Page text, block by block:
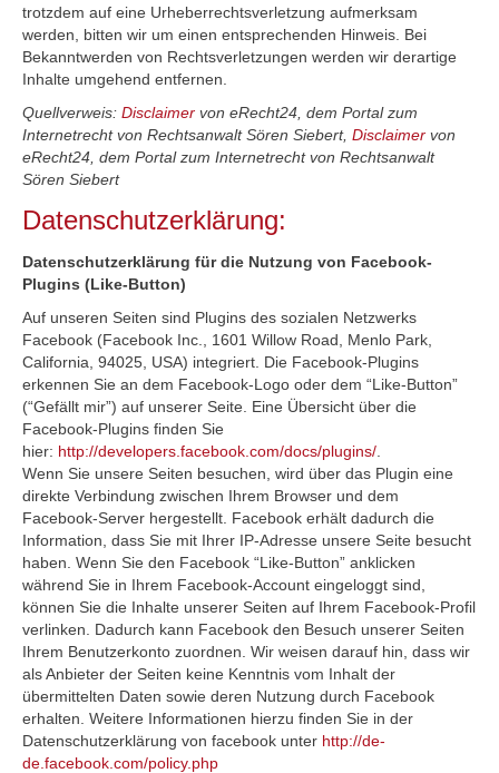
trotzdem auf eine Urheberrechtsverletzung aufmerksam
werden, bitten wir um einen entsprechenden Hinweis. Bei
Bekanntwerden von Rechtsverletzungen werden wir derartige
Inhalte umgehend entfernen.
Quellverweis: Disclaimer von eRecht24, dem Portal zum
Internetrecht von Rechtsanwalt Sören Siebert, Disclaimer von
eRecht24, dem Portal zum Internetrecht von Rechtsanwalt
Sören Siebert
Datenschutzerklärung:
Datenschutzerklärung für die Nutzung von Facebook-
Plugins (Like-Button)
Auf unseren Seiten sind Plugins des sozialen Netzwerks
Facebook (Facebook Inc., 1601 Willow Road, Menlo Park,
California, 94025, USA) integriert. Die Facebook-Plugins
erkennen Sie an dem Facebook-Logo oder dem “Like-Button”
(“Gefällt mir”) auf unserer Seite. Eine Übersicht über die
Facebook-Plugins finden Sie
hier: http://developers.facebook.com/docs/plugins/
Wenn Sie unsere Seiten besuchen, wird über das Plugin eine
direkte Verbindung zwischen Ihrem Browser und dem
Facebook-Server hergestellt. Facebook erhält dadurch die
Information, dass Sie mit Ihrer IP-Adresse unsere Seite besucht
haben. Wenn Sie den Facebook “Like-Button” anklicken
während Sie in Ihrem Facebook-Account eingeloggt sind,
können Sie die Inhalte unserer Seiten auf Ihrem Facebook-Profil
verlinken. Dadurch kann Facebook den Besuch unserer Seiten
Ihrem Benutzerkonto zuordnen. Wir weisen darauf hin, dass wir
als Anbieter der Seiten keine Kenntnis vom Inhalt der
übermittelten Daten sowie deren Nutzung durch Facebook
erhalten. Weitere Informationen hierzu finden Sie in der
Datenschutzerklärung von facebook unter http://de-
de.facebook.com/policy.php